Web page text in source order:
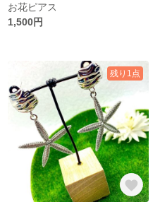
お花ピアス
1,500円
残り1点